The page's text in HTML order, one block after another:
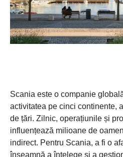
Scania este o companie
activitatea pe cinci continente,
de țări. Zilnic, operațiunile și
influențează milioane de
indirect. Pentru Scania, a fi o
înseamnă a înțelege și a